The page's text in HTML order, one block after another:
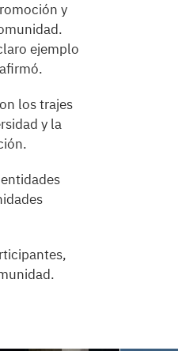
y
ejemplo
los trajes
y la